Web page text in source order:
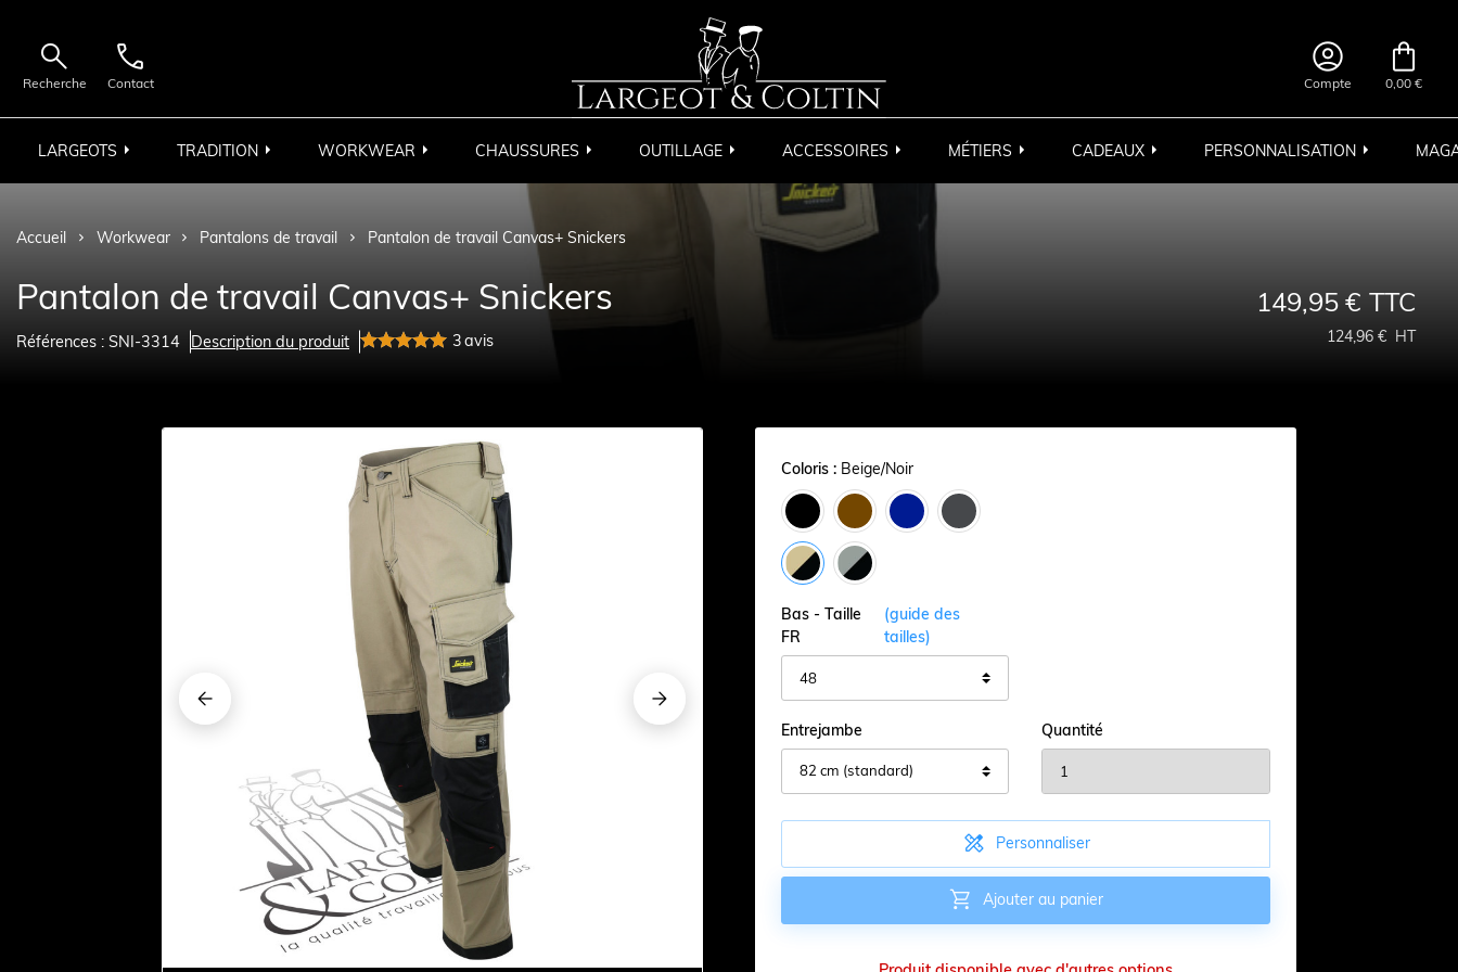

Recherche

Contact

Compte

0,00 €
LARGEOTS TRADITION WORKWEAR CHAUSSURES OUTILLAGE ACCESSOIRES MÉTIERS CADEAUX PERSONNALISATION
Accueil Workwear Pantalons de travail Pantalon de travail Canvas+ Snickers
Pantalon de travail Canvas+ Snickers
Références : SNI-3314 Description du produit 3avis
149,95 € TTC
124,96 € HT
 
 
 
 
 
 
 
 
 
 
 
 
 
 
 
 
 
 
 
 
 
 
 
 
Coloris : Beige/Noir
Bas - Taille
FR
(guide des
tailles)
Entrejambe Quantité
 Personnaliser
 Ajouter au panier